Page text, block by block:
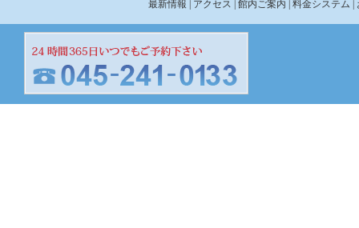
最新情報 | アクセス | 館内ご案内 | 料金システム